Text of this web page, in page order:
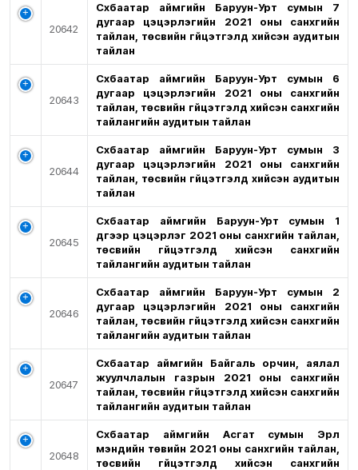
20642
Сүхбаатар аймгийн Баруун-Урт сумын 7
дугаар цэцэрлэгийн 2021 оны санхүүгийн
тайлан, төсвийн гүйцэтгэлд хийсэн аудитын
тайлан
20643
Сүхбаатар аймгийн Баруун-Урт сумын 6
дугаар цэцэрлэгийн 2021 оны санхүүгийн
тайлан, төсвийн гүйцэтгэлд хийсэн санхүүгийн
тайлангийн аудитын тайлан
20644
Сүхбаатар аймгийн Баруун-Урт сумын 3
дугаар цэцэрлэгийн 2021 оны санхүүгийн
тайлан, төсвийн гүйцэтгэлд хийсэн аудитын
тайлан
20645
Сүхбаатар аймгийн Баруун-Урт сумын 1
дүгээр цэцэрлэг 2021 оны санхүүгийн тайлан,
төсвийн гүйцэтгэлд хийсэн санхүүгийн
тайлангийн аудитын тайлан
20646
Сүхбаатар аймгийн Баруун-Урт сумын 2
дугаар цэцэрлэгийн 2021 оны санхүүгийн
тайлан, төсвийн гүйцэтгэлд хийсэн санхүүгийн
тайлангийн аудитын тайлан
20647
Сүхбаатар аймгийн Байгаль орчин, аялал
жуулчлалын газрын 2021 оны санхүүгийн
тайлан, төсвийн гүйцэтгэлд хийсэн санхүүгийн
тайлангийн аудитын тайлан
20648
Сүхбаатар аймгийн Асгат сумын Эрүүл
мэндийн төвийн 2021 оны санхүүгийн тайлан,
төсвийн гүйцэтгэлд хийсэн санхүүгийн